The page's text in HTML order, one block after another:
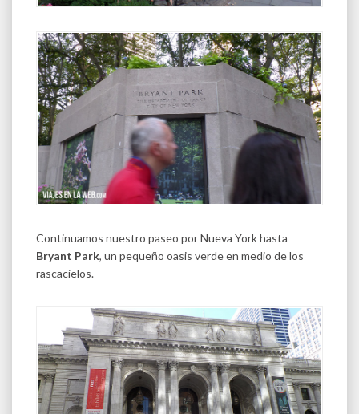
Continuamos nuestro paseo por Nueva York hasta
Bryant Park, un pequeño oasis verde en medio de los
rascacielos.